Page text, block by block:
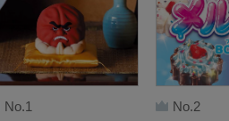
No.1 No.2